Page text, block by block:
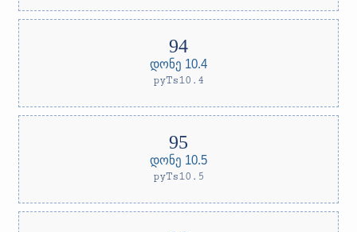
დონე 10.4
pyTs10.4
დონე 10.5
pyTs10.5